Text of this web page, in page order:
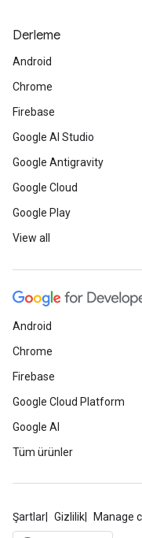
Derleme
Android
Chrome
Firebase
Google AI Studio
Google Antigravity
Google Cloud
Google Play
View all
Android
Chrome
Firebase
Google Cloud Platform
Google AI
Tüm ürünler
Şartlar Gizlilik Manage